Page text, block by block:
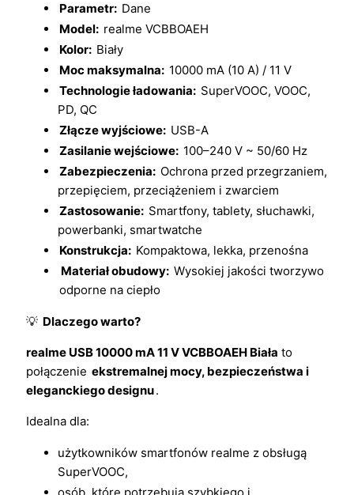
Parametr: Dane
Model: realme VCBBOAEH
Kolor: Biały
Moc maksymalna: 10000 mA (10 A) / 11 V
Technologie ładowania: SuperVOOC, VOOC,
PD, QC
Złącze wyjściowe: USB-A
Zasilanie wejściowe: 100–240 V ~ 50/60 Hz
Zabezpieczenia: Ochrona przed przegrzaniem,
przepięciem, przeciążeniem i zwarciem
Zastosowanie: Smartfony, tablety, słuchawki,
powerbanki, smartwatche
Konstrukcja: Kompaktowa, lekka, przenośna
Materiał obudowy: Wysokiej jakości tworzywo
odporne na ciepło
💡 Dlaczego warto?
realme USB 10000 mA 11 V VCBBOAEH Biała to
połączenie ekstremalnej mocy, bezpieczeństwa i
eleganckiego designu.
Idealna dla:
użytkowników smartfonów realme z obsługą
SuperVOOC,